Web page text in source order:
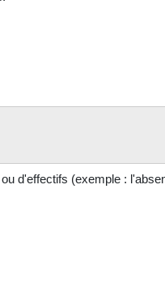
d'effectifs (exemple :